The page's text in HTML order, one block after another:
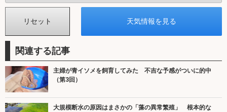
関連する記事
主婦が青イソメを飼育してみた 不吉な予感がついに的中
（第3回）
大規模断水の原因はまさかの「藻の異常繁殖」 根本的な